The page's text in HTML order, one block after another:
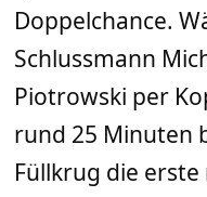
Doppelchance.
Schlussmann
Piotrowski per
rund 25 Minuten
Füllkrug die